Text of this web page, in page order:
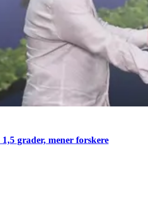
grader, mener forskere